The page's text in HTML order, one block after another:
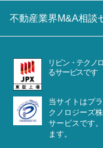
不動産業界M&A相談
リビン・テクノ
るサービスで
当サイトはプ
クノロジーズ
サービスです
ます。